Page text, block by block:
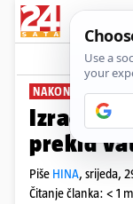
NAKON
Izrael:
prekid
Piše HINA, srijeda,
Čitanje članka: < 1